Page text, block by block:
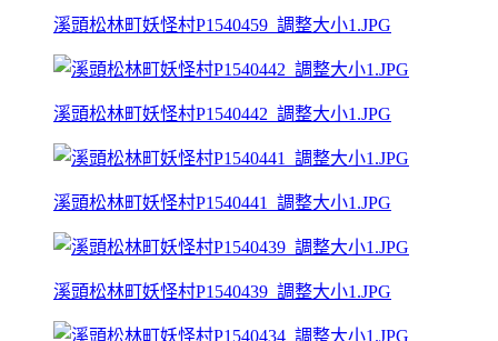
溪頭松林町妖怪村P1540459_調整大小1.JPG
溪頭松林町妖怪村P1540442_調整大小1.JPG
溪頭松林町妖怪村P1540441_調整大小1.JPG
溪頭松林町妖怪村P1540439_調整大小1.JPG